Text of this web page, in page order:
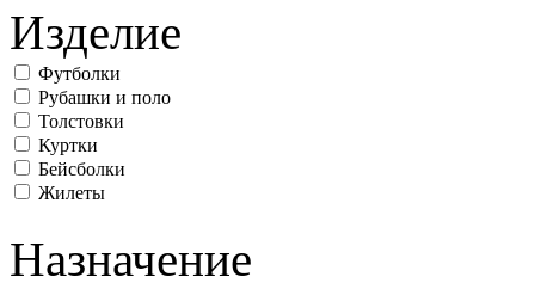
Изделие
Футболки
Рубашки и поло
Толстовки
Куртки
Бейсболки
Жилеты
Назначение